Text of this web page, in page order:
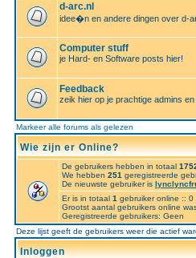
d-arc.nl
idee�n en andere dingen over d-
Computer stuff
je Hard- en Software posts hier!
Feedback
zeik hier op je prachtige admins
Markeer alle forums als gelezen
Wie zijn er Online?
De gebruikers hebben in totaal
We hebben 251 geregistreerde
De nieuwste gebruiker is
Er is in totaal 1 gebruiker online ::
Grootst aantal gebruikers online
Geregistreerde gebruikers: Geen
Deze lijst geeft de gebruikers weer die actief
Inloggen